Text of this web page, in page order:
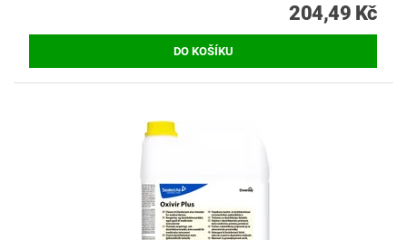
204,49 Kč